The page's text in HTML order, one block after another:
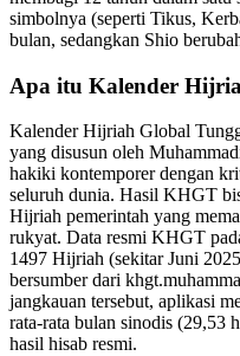
simbolnya (seperti Tikus,
bulan, sedangkan Shio
Apa itu Kalender
Kalender Hijriah Global
yang disusun oleh
hakiki kontemporer dengan
seluruh dunia. Hasil KHGT
Hijriah pemerintah yang
rukyat. Data resmi KHGT
1497 Hijriah (sekitar Juni
bersumber dari
jangkauan tersebut, aplikasi
rata-rata bulan sinodis (29,53
hasil hisab resmi.